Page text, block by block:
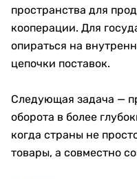
пространства для
кооперации. Для
опираться на
цепочки поставок.
Следующая задача —
оборота в более
когда страны не
товары, а совместно